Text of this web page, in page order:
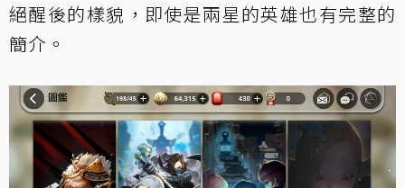
絕醒後的樣貌，即使是兩星的英雄也有完整的
簡介。